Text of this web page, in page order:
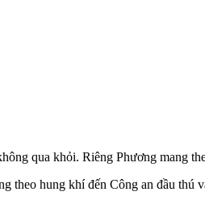
qua khỏi. Riêng Phương mang
theo hung khí đến Công an đầu thú